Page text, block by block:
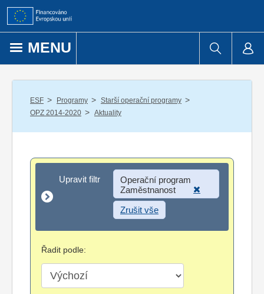
Přejít k obsahu
MENU
ESF / Programy / Starší operační programy /
OPZ 2014-2020 / Aktuality
Upravit filtr
Upravit filtr
Operační program
Zaměstnanost
Zrušit vše
Řadit podle: